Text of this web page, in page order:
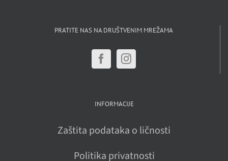
PRATITE NAS NA DRUŠTVENIM MREŽAMA
INFORMACIJE
Zaštita podataka o ličnosti
Politika privatnosti